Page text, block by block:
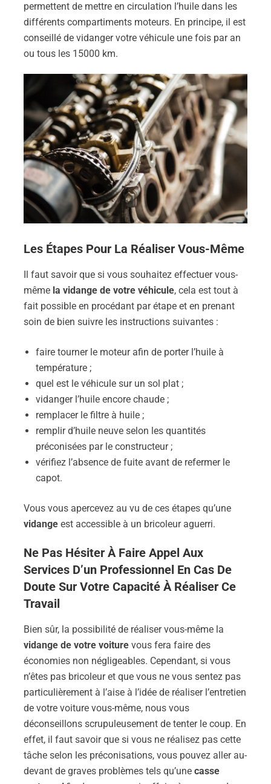
permettent de mettre en circulation l’huile dans les
différents compartiments moteurs. En principe, il est
conseillé de vidanger votre véhicule une fois par an
ou tous les 15000 km.
Les Étapes Pour La Réaliser Vous-Même
Il faut savoir que si vous souhaitez effectuer vous-
même la vidange de votre véhicule, cela est tout à
fait possible en procédant par étape et en prenant
soin de bien suivre les instructions suivantes :
faire tourner le moteur afin de porter l’huile à
température ;
quel est le véhicule sur un sol plat ;
vidanger l’huile encore chaude ;
remplacer le filtre à huile ;
remplir d’huile neuve selon les quantités
préconisées par le constructeur ;
vérifiez l’absence de fuite avant de refermer le
capot.
Vous vous apercevez au vu de ces étapes qu’une
vidange est accessible à un bricoleur aguerri.
Ne Pas Hésiter À Faire Appel Aux
Services D’un Professionnel En Cas De
Doute Sur Votre Capacité À Réaliser Ce
Travail
Bien sûr, la possibilité de réaliser vous-même la
vidange de votre voiture vous fera faire des
économies non négligeables. Cependant, si vous
n’êtes pas bricoleur et que vous ne vous sentez pas
particulièrement à l’aise à l’idée de réaliser l’entretien
de votre voiture vous-même, nous vous
déconseillons scrupuleusement de tenter le coup. En
effet, il faut savoir que si vous ne réalisez pas cette
tâche selon les préconisations, vous pouvez aller au-
devant de graves problèmes tels qu’une casse